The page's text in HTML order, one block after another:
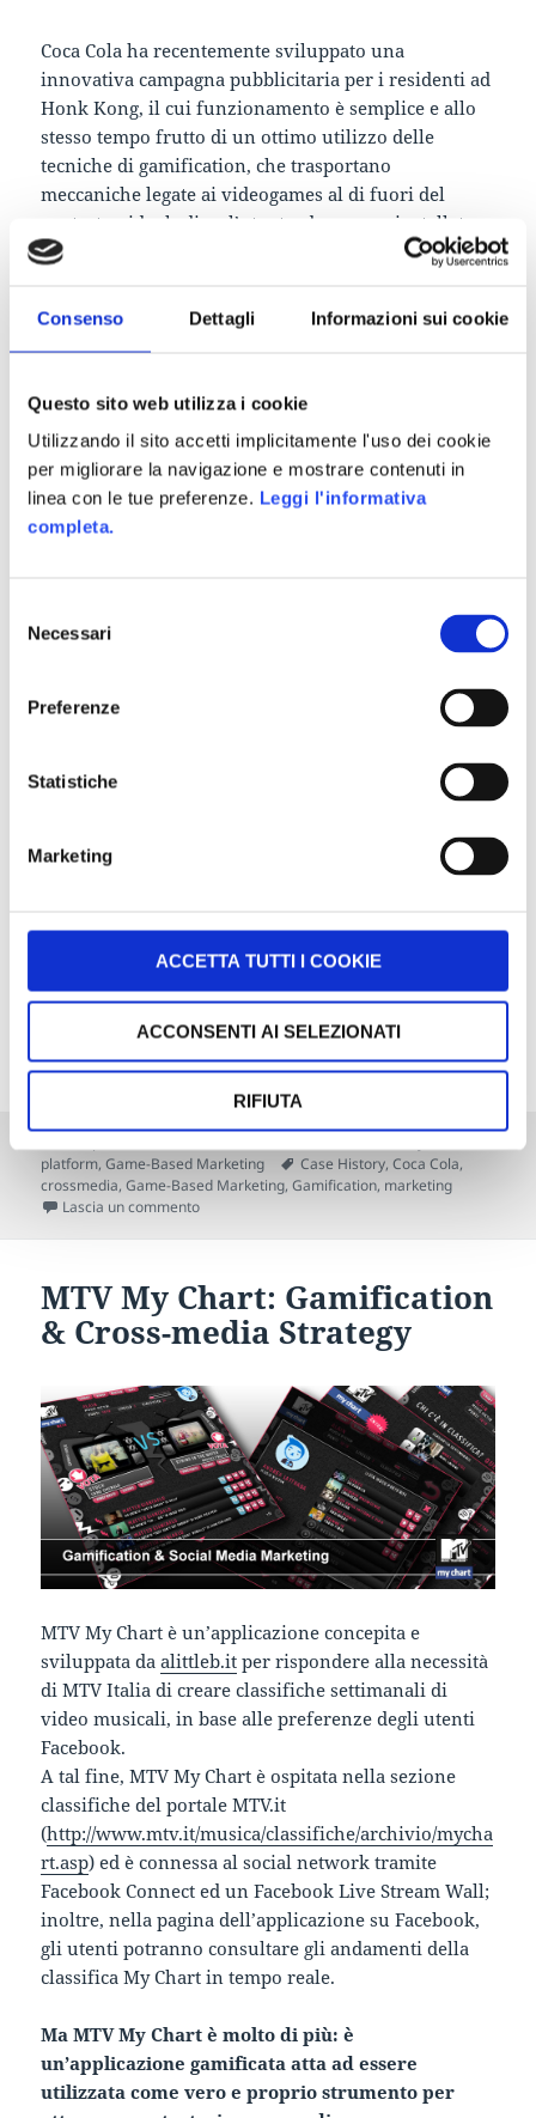
Consenso Dettagli Informazioni sui cookie
Questo sito web utilizza i cookie
Utilizzando il sito accetti implicitamente l'uso dei cookie
per migliorare la navigazione e mostrare contenuti in
linea con le tue preferenze. Leggi l'informativa
completa.
delNecessari
Preferenze
Statistiche
Marketing
ACCETTA TUTTI I COOKIE
ACCONSENTI AI SELEZIONATI
RIFIUTA
Coca Cola ha recentemente sviluppato una
innovativa campagna pubblicitaria per i residenti ad
Honk Kong, il cui funzionamento è semplice e allo
stesso tempo frutto di un ottimo utilizzo delle
tecniche di gamification, che trasportano
meccaniche legate ai videogames al di fuori del
contesto videoludico: l’utente, dopo aver installato
sul proprio smartphone l’applicazione dedicata,
impugnando una bottiglia durante uno specifico
suoi partner commerciali (per esempio Mc Donalds).
La campagna incentiva i comportamenti attivi degli
utenti attraverso tecniche Cross-Platform. L’uso
contemporaneo di due media (telefono e TV)
permette delle interazioni nuove per applicare la
studi hanno rivelato poco tempo fa (ne parliamo in
Vi lasciamo con il
campagna, sperando vi siano azioni promozionali
il
platform,Game-Based Marketing Tag
Case History,Coca Cola,
crossmedia,Game-Based Marketing,Gamification, marketing
Lascia un commentosu Gamification case study: pubblicità Coca-Cola
MTV My Chart: Gamification
& Cross-media Strategy
MTV My Chart è un’applicazione concepita e
sviluppata daalittleb.it per rispondere alla necessità
di MTV Italia di creare classifiche settimanali di
video musicali, in base alle preferenze degli utenti
Facebook.
A tal fine, MTV My Chart è ospitata nella sezione
classifiche del portale MTV.it
(http://www.mtv.it/musica/classifiche/archivio/mycha
rt.asp) ed è connessa al social network tramite
Facebook Connect ed un Facebook Live Stream Wall;
inoltre, nella pagina dell’applicazione su Facebook,
gli utenti potranno consultare gli andamenti della
classifica My Chart in tempo reale.
Ma MTV My Chart è molto di più: è
un’applicazione gamificata atta ad essere
utilizzata come vero e proprio strumento per